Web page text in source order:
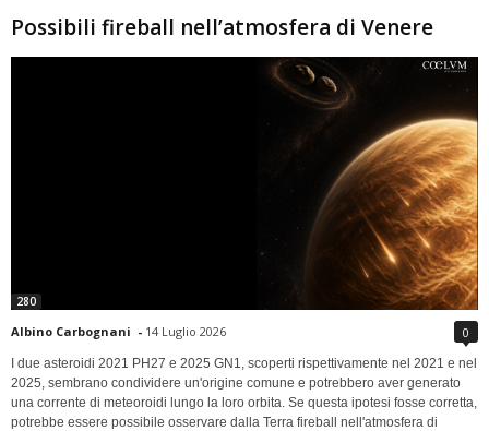
Possibili fireball nell’atmosfera di Venere
280
Albino Carbognani - 14 Luglio 2026 0
I due asteroidi 2021 PH27 e 2025 GN1, scoperti rispettivamente nel 2021 e nel
2025, sembrano condividere un'origine comune e potrebbero aver generato
una corrente di meteoroidi lungo la loro orbita. Se questa ipotesi fosse corretta,
potrebbe essere possibile osservare dalla Terra fireball nell'atmosfera di